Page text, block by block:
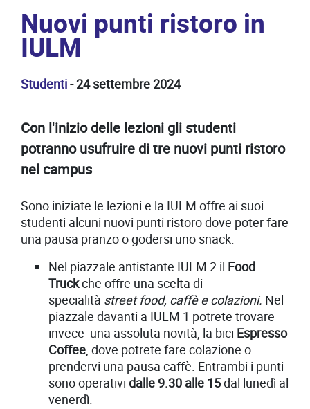
Nuovi punti ristoro in
IULM
Studenti- 24 settembre 2024
Con l'inizio delle lezioni gli studenti
potranno usufruire di tre nuovi punti ristoro
nel campus
Sono iniziate le lezioni e la IULM offre ai suoi
studenti alcuni nuovi punti ristoro dove poter fare
una pausa pranzo o godersi uno snack.
Nel piazzale antistante IULM 2 il Food
Truckche offre una scelta di
specialità street food, caffè e colazioni. Nel
piazzale davanti a IULM 1 potrete trovare
invece una assoluta novità, la bici Espresso
Coffee, dove potrete fare colazione o
prendervi una pausa caffè. Entrambi i punti
sono operativi dalle 9.30 alle 15dal lunedì al
venerdì.